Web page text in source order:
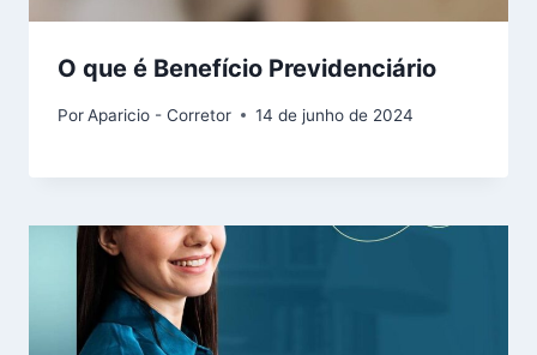
O que é Benefício Previdenciário
PorAparicio - Corretor 14 de junho de 2024